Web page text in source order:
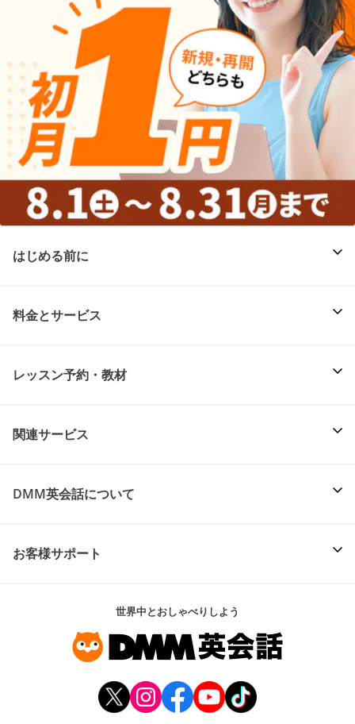
はじめる前に
料金とサービス
レッスン予約・教材
関連サービス
DMM英会話について
お客様サポート
世界中とおしゃべりしよう